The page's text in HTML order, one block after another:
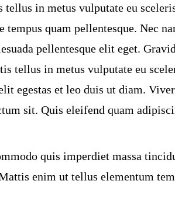
in metus vulputate eu
quam pellentesque. Nec
pellentesque elit eget.
tellus in metus vulputate eu
egestas et leo duis ut diam.
sit. Quis eleifend quam
quis imperdiet massa
enim ut tellus elementum